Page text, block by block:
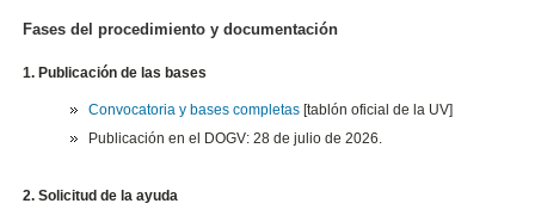
Fases del procedimiento y documentación
1. Publicación de las bases
Convocatoria y bases completas [tablón oficial de la UV]
Publicación en el DOGV: 28 de julio de 2026.
2. Solicitud de la ayuda